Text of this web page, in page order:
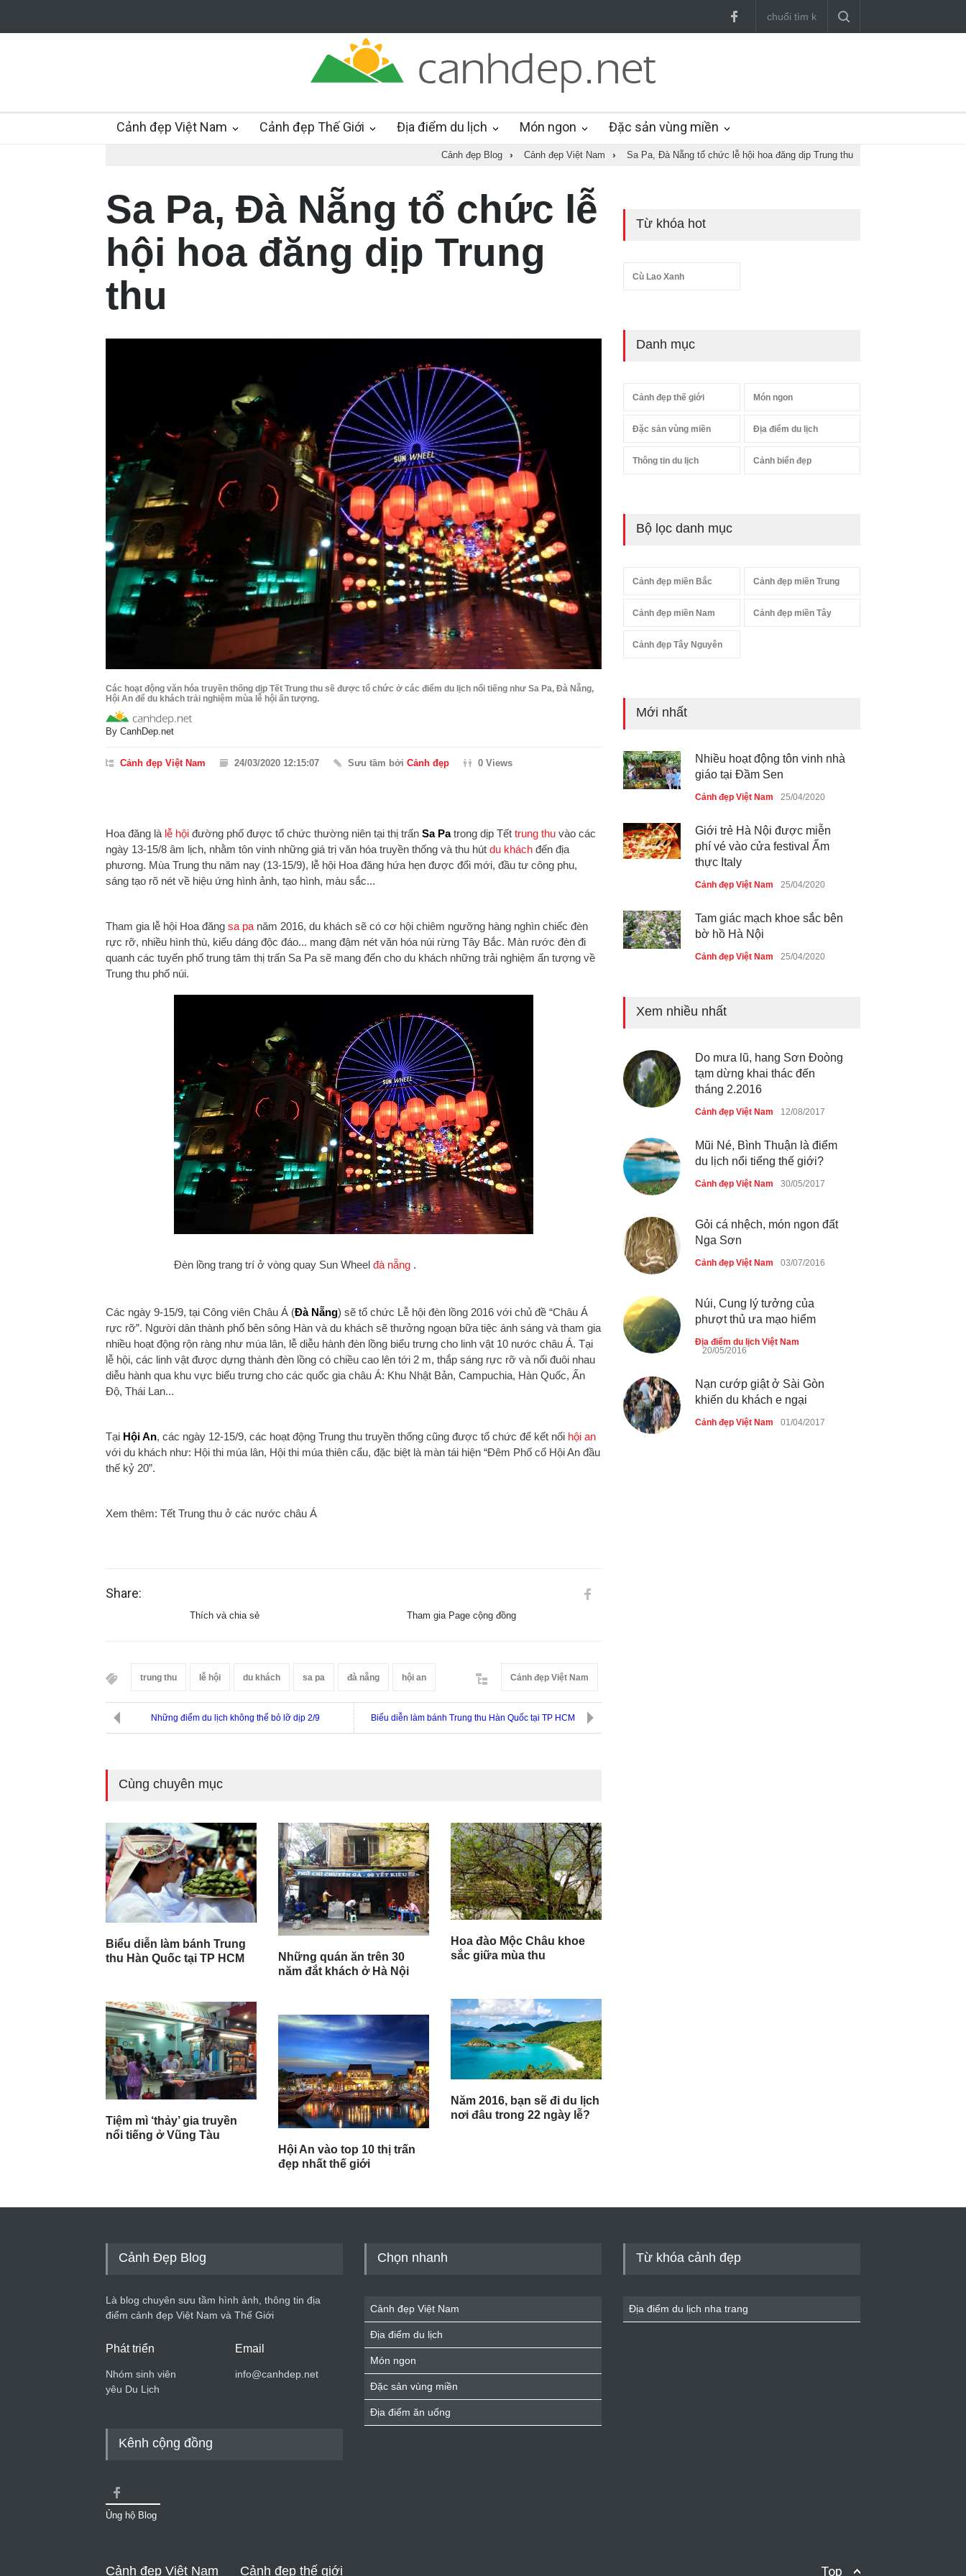
Cảnh đẹp Việt Nam Cảnh đẹp Thế Giới Địa điểm du lịch Món ngon Đặc sản vùng miền
Cảnh đẹp Blog › Cảnh đẹp Việt Nam › Sa Pa, Đà Nẵng tổ chức lễ hội hoa đăng dịp Trung thu
Sa Pa, Đà Nẵng tổ chức lễ
hội hoa đăng dịp Trung
thu
Các hoạt động văn hóa truyền thống dịp Tết Trung thu sẽ được tổ chức ở các điểm du lịch nổi tiếng như Sa Pa, Đà Nẵng,
Hội An để du khách trải nghiệm mùa lễ hội ấn tượng.
By CanhDep.net
Cảnh đẹp Việt Nam 24/03/2020 12:15:07 Sưu tầm bởi Cảnh đẹp 0 Views
Hoa đăng là lễ hội đường phố được tổ chức thường niên tại thị trấn Sa Patrong dịp Tết trung thu vào các
ngày 13-15/8 âm lịch, nhằm tôn vinh những giá trị văn hóa truyền thống và thu hút du khách đến địa
phương. Mùa Trung thu năm nay (13-15/9), lễ hội Hoa đăng hứa hẹn được đổi mới, đầu tư công phu,
sáng tạo rõ nét về hiệu ứng hình ảnh, tạo hình, màu sắc...
Tham gia lễ hội Hoa đăng sa pa năm 2016, du khách sẽ có cơ hội chiêm ngưỡng hàng nghìn chiếc đèn
rực rỡ, nhiều hình thù, kiểu dáng độc đáo... mang đậm nét văn hóa núi rừng Tây Bắc. Màn rước đèn đi
quanh các tuyến phố trung tâm thị trấn Sa Pa sẽ mang đến cho du khách những trải nghiệm ấn tượng về
Trung thu phố núi.
Đèn lồng trang trí ở vòng quay Sun Wheel đà nẵng .
Các ngày 9-15/9, tại Công viên Châu Á (Đà Nẵng) sẽ tổ chức Lễ hội đèn lồng 2016 với chủ đề “Châu Á
rực rỡ”. Người dân thành phố bên sông Hàn và du khách sẽ thưởng ngoạn bữa tiệc ánh sáng và tham gia
nhiều hoạt động rộn ràng như múa lân, lễ diễu hành đèn lồng biểu trưng cho linh vật 10 nước châu Á. Tại
lễ hội, các linh vật được dựng thành đèn lồng có chiều cao lên tới 2 m, thắp sáng rực rỡ và nối đuôi nhau
diễu hành qua khu vực biểu trưng cho các quốc gia châu Á: Khu Nhật Bản, Campuchia, Hàn Quốc, Ấn
Độ, Thái Lan...
Tại Hội An, các ngày 12-15/9, các hoạt động Trung thu truyền thống cũng được tổ chức để kết nối hội an
với du khách như: Hội thi múa lân, Hội thi múa thiên cẩu, đặc biệt là màn tái hiện “Đêm Phố cổ Hội An đầu
thế kỷ 20”.
Xem thêm: Tết Trung thu ở các nước châu Á
Share:
Thích và chia sẻ Tham gia Page cộng đồng
trung thu lễ hội du khách sa pa đà nẵng hội an Cảnh đẹp Việt Nam
Những điểm du lịch không thể bỏ lỡ dịp 2/9 Biểu diễn làm bánh Trung thu Hàn Quốc tại TP HCM
Cùng chuyên mục
Biểu diễn làm bánh Trung
thu Hàn Quốc tại TP HCM
Tiệm mì ‘thảy’ gia truyền
nổi tiếng ở Vũng Tàu
Những quán ăn trên 30
năm đắt khách ở Hà Nội
Hội An vào top 10 thị trấn
đẹp nhất thế giới
Hoa đào Mộc Châu khoe
sắc giữa mùa thu
Năm 2016, bạn sẽ đi du lịch
nơi đâu trong 22 ngày lễ?
Từ khóa hot
Cù Lao Xanh
Danh mục
Cảnh đẹp thế giới Món ngon
Đặc sản vùng miền Địa điểm du lịch
Thông tin du lịch Cảnh biển đẹp
Bộ lọc danh mục
Cảnh đẹp miền Bắc Cảnh đẹp miền Trung
Cảnh đẹp miền Nam Cảnh đẹp miền Tây
Cảnh đẹp Tây Nguyên
Mới nhất
Nhiều hoạt động tôn vinh nhà
giáo tại Đầm Sen
Cảnh đẹp Việt Nam 25/04/2020
Giới trẻ Hà Nội được miễn
phí vé vào cửa festival Ẩm
thực Italy
Cảnh đẹp Việt Nam 25/04/2020
Tam giác mạch khoe sắc bên
bờ hồ Hà Nội
Cảnh đẹp Việt Nam 25/04/2020
du lịch quốc gia
Những món ăn đồng quê dân
dã ở Sài Gòn
Xem nhiều nhất
Do mưa lũ, hang Sơn Đoòng
tạm dừng khai thác đến
tháng 2.2016
Cảnh đẹp Việt Nam 12/08/2017
Mũi Né, Bình Thuận là điểm
du lịch nổi tiếng thế giới?
Cảnh đẹp Việt Nam 30/05/2017
Gỏi cá nhệch, món ngon đất
Nga Sơn
Cảnh đẹp Việt Nam 03/07/2016
Núi, Cung lý tưởng của
phượt thủ ưa mạo hiểm
Địa điểm du lịch Việt Nam
20/05/2016
Nạn cướp giật ở Sài Gòn
khiến du khách e ngại
Cảnh đẹp Việt Nam 01/04/2017
Cảnh Đẹp Blog
Là blog chuyên sưu tầm hình ảnh, thông tin địa
điểm cảnh đẹp Việt Nam và Thế Giới
Phát triển
Nhóm sinh viên
yêu Du Lịch
Email
info@canhdep.net
Kênh cộng đồng
Ủng hộ Blog
Chọn nhanh
Cảnh đẹp Việt Nam
Địa điểm du lịch
Món ngon
Đặc sản vùng miền
Địa điểm ăn uống
Từ khóa cảnh đẹp
Địa điểm du lịch nha trang
Cảnh đẹp Việt Nam Cảnh đẹp thế giới Top